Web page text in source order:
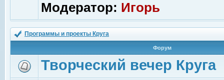
Модератор: Игорь
Программы и проекты Круга
Форум
Творческий вечер Круга